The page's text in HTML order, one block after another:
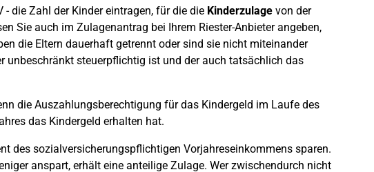
- die Zahl der Kinder eintragen, für die die Kinderzulage von der
Sie auch im Zulagenantrag bei Ihrem Riester-Anbieter angeben,
die Eltern dauerhaft getrennt oder sind sie nicht miteinander
unbeschränkt steuerpflichtig ist und der auch tatsächlich das
die Auszahlungsberechtigung für das Kindergeld im Laufe des
das Kindergeld erhalten hat.
des sozialversicherungspflichtigen Vorjahreseinkommens sparen.
anspart, erhält eine anteilige Zulage. Wer zwischendurch nicht